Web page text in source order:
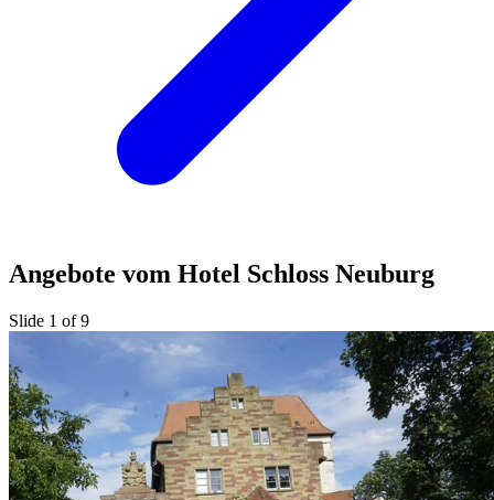
Angebote vom Hotel Schloss Neuburg
Slide 1 of 9